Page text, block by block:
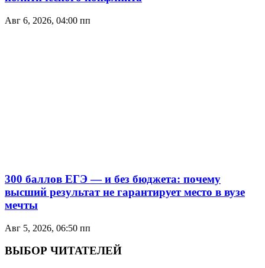
Авг 6, 2026, 04:00 пп
300 баллов ЕГЭ — и без бюджета: почему
высший результат не гарантирует место в вузе
мечты
Авг 5, 2026, 06:50 пп
ВЫБОР ЧИТАТЕЛЕЙ